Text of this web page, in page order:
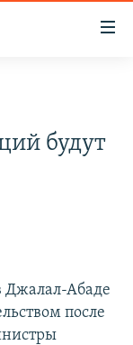
будут
Джалал-Абаде
после